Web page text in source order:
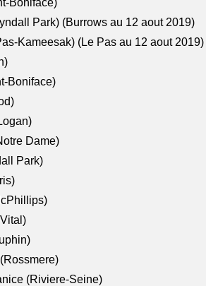
Park) (Burrows au 12 aout 2019)
Kameesak) (Le Pas au 12 aout 2019)
Boniface)
Dame)
Park)
(Riviere-Seine)